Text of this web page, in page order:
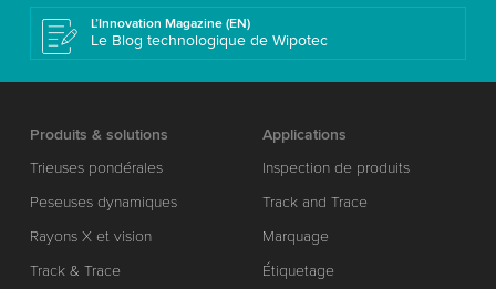
L’Innovation Magazine (EN)
Le Blog technologique de Wipotec
Produits & solutions
Trieuses pondérales
Peseuses dynamiques
Rayons X et vision
Track & Trace
Applications
Inspection de produits
Track and Trace
Marquage
Étiquetage